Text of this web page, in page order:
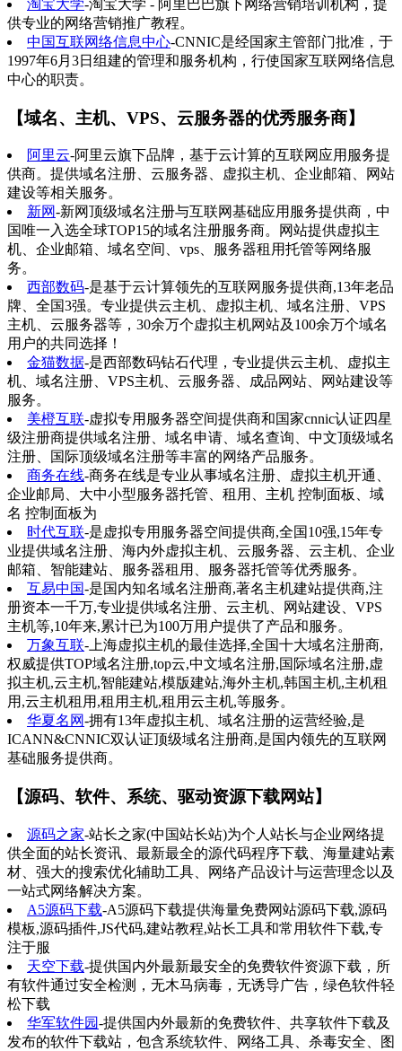
淘宝大学-淘宝大学 - 阿里巴巴旗下网络营销培训机构，提
供专业的网络营销推广教程。
中国互联网络信息中心-CNNIC是经国家主管部门批准，于
1997年6月3日组建的管理和服务机构，行使国家互联网络信息
中心的职责。
【域名、主机、VPS、云服务器的优秀服务商】
阿里云-阿里云旗下品牌，基于云计算的互联网应用服务提
供商。提供域名注册、云服务器、虚拟主机、企业邮箱、网站
建设等相关服务。
新网-新网顶级域名注册与互联网基础应用服务提供商，中
国唯一入选全球TOP15的域名注册服务商。网站提供虚拟主
机、企业邮箱、域名空间、vps、服务器租用托管等网络服
务。
西部数码-是基于云计算领先的互联网服务提供商,13年老品
牌、全国3强。专业提供云主机、虚拟主机、域名注册、VPS
主机、云服务器等，30余万个虚拟主机网站及100余万个域名
用户的共同选择！
金猫数据-是西部数码钻石代理，专业提供云主机、虚拟主
机、域名注册、VPS主机、云服务器、成品网站、网站建设等
服务。
美橙互联-虚拟专用服务器空间提供商和国家cnnic认证四星
级注册商提供域名注册、域名申请、域名查询、中文顶级域名
注册、国际顶级域名注册等丰富的网络产品服务。
商务在线-商务在线是专业从事域名注册、虚拟主机开通、
企业邮局、大中小型服务器托管、租用、主机 控制面板、域
名 控制面板为
时代互联-是虚拟专用服务器空间提供商,全国10强,15年专
业提供域名注册、海内外虚拟主机、云服务器、云主机、企业
邮箱、智能建站、服务器租用、服务器托管等优秀服务。
互易中国-是国内知名域名注册商,著名主机建站提供商,注
册资本一千万,专业提供域名注册、云主机、网站建设、VPS
主机等,10年来,累计已为100万用户提供了产品和服务。
万象互联-上海虚拟主机的最佳选择,全国十大域名注册商,
权威提供TOP域名注册,top云,中文域名注册,国际域名注册,虚
拟主机,云主机,智能建站,模版建站,海外主机,韩国主机,主机租
用,云主机租用,租用主机,租用云主机,等服务。
华夏名网-拥有13年虚拟主机、域名注册的运营经验,是
ICANN&CNNIC双认证顶级域名注册商,是国内领先的互联网
基础服务提供商。
【源码、软件、系统、驱动资源下载网站】
源码之家-站长之家(中国站长站)为个人站长与企业网络提
供全面的站长资讯、最新最全的源代码程序下载、海量建站素
材、强大的搜索优化辅助工具、网络产品设计与运营理念以及
一站式网络解决方案。
A5源码下载-A5源码下载提供海量免费网站源码下载,源码
模板,源码插件,JS代码,建站教程,站长工具和常用软件下载,专
注于服
天空下载-提供国内外最新最安全的免费软件资源下载，所
有软件通过安全检测，无木马病毒，无诱导广告，绿色软件轻
松下载
华军软件园-提供国内外最新的免费软件、共享软件下载及
发布的软件下载站，包含系统软件、网络工具、杀毒安全、图